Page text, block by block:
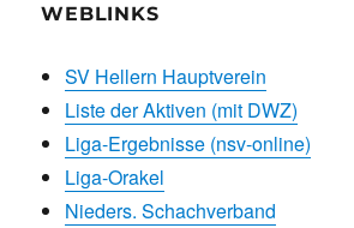
WEBLINKS
SV Hellern Hauptverein
Liste der Aktiven (mit DWZ)
Liga-Ergebnisse (nsv-online)
Liga-Orakel
Nieders. Schachverband